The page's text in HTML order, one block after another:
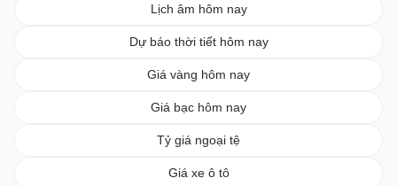
Lịch âm hôm nay
Dự báo thời tiết hôm nay
Giá vàng hôm nay
Giá bạc hôm nay
Tỷ giá ngoại tệ
Giá xe ô tô